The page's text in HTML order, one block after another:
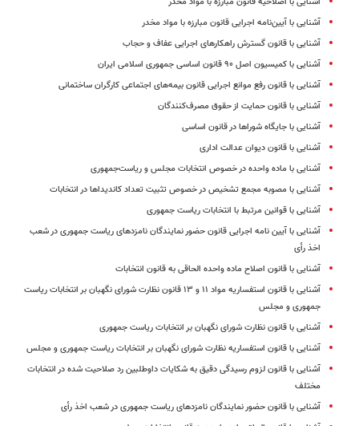
آشنایی با آیین‌نامه اجرایی قانون مبارزه با مواد مخدر
آشنایی با قانون گسترش راهکارهای اجرایی عفاف و حجاب
آشنایی با کمیسیون اصل ۹۰ قانون اساسی جمهوری اسلامی ایران
آشنایی با قانون رفع موانع اجرایی قانون بیمه‌های اجتماعی کارگران ساختمانی
آشنایی با قانون حمایت از حقوق مصرف‌کنندگان
آشنایی با جایگاه شوراها در قانون اساسی
آشنایی با قانون دیوان عدالت اداری
آشنایی با ماده واحده در خصوص انتخابات مجلس و ریاست‌جمهوری
آشنایی با مصوبه مجمع تشخیص در خصوص تثبیت تعداد کاندیداها در انتخابات
آشنایی با قوانین مرتبط با انتخابات ریاست جمهوری
آشنایی با آیین نامه اجرایی قانون حضور نمایندگان نامزدهای ریاست جمهوری در شعب
اخذ رأی
آشنایی با قانون اصلاح ماده واحده الحاقی به قانون انتخابات
آشنایی با قانون استفساریه مواد ۱۱ و ۱۳ قانون نظارت شورای نگهبان بر انتخابات ریاست
جمهوری و مجلس
آشنایی با قانون نظارت شورای نگهبان بر انتخابات ریاست جمهوری
آشنایی با قانون استفساریه نظارت شورای نگهبان بر انتخابات ریاست جمهوری و مجلس
آشنایی با قانون لزوم رسیدگی دقیق به شکایات داوطلبین رد صلاحیت شده در انتخابات
مختلف
آشنایی با قانون حضور نمایندگان نامزدهای ریاست جمهوری در شعب اخذ رأی